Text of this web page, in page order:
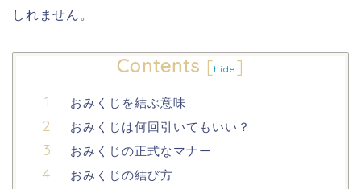
しれません。
Contents [hide ]
おみくじを結ぶ意味
おみくじは何回引いてもいい？
おみくじの正式なマナー
おみくじの結び方